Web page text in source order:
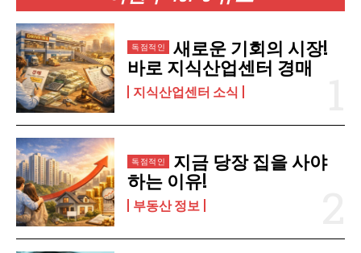
개인정보 취급정책 을 읽었으며 이에 동의합니다.
새로운 기회의 시장!
바로 지식산업센터 경매
지식산업센터 소식
지금 당장 집을 사야
하는 이유!
부동산 정보